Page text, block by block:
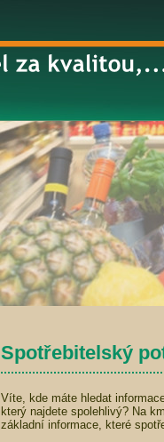
Spotřebitelský
Víte, kde máte hledat
který najdete spolehlivý? Na
základní informace, které